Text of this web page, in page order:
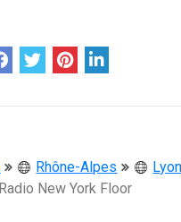
Rhône-Alpes
Lyon
Radio New York Floor